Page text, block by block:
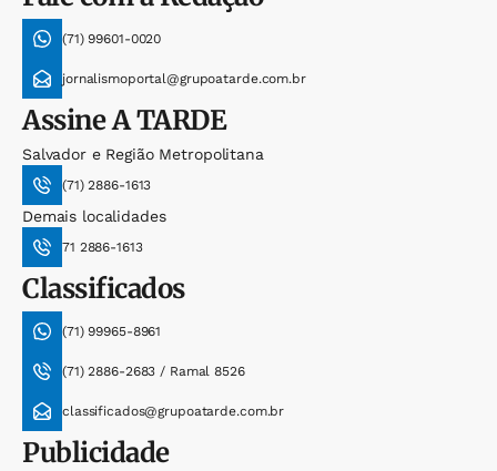
(71) 99601-0020
jornalismoportal@grupoatarde.com.br
AssineA TARDE
Salvador e Região Metropolitana
(71) 2886-1613
Demais localidades
71 2886-1613
Classificados
(71) 99965-8961
(71) 2886-2683 / Ramal 8526
classificados@grupoatarde.com.br
Publicidade